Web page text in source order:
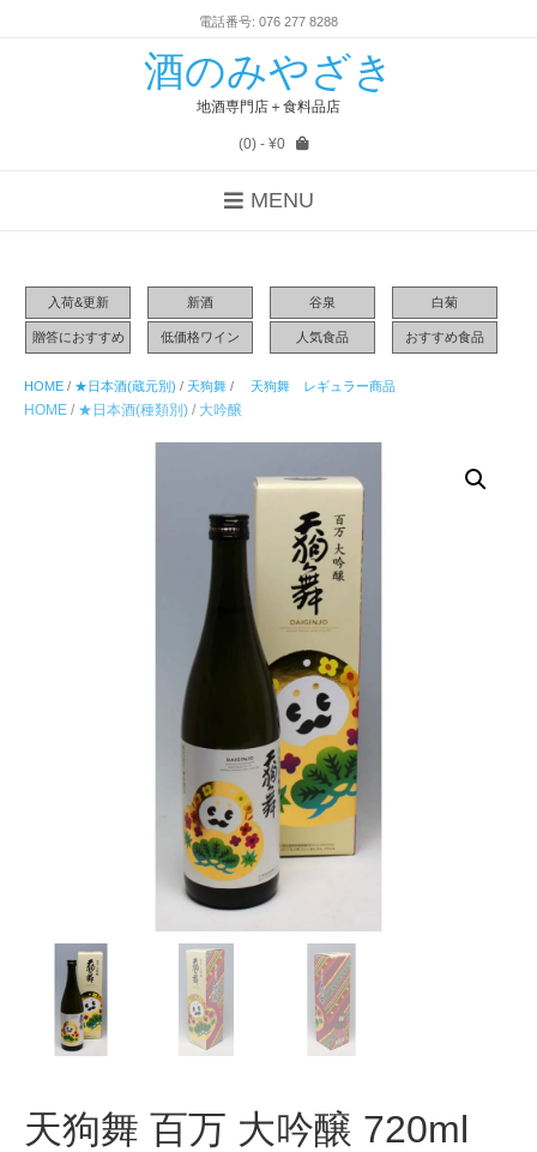
電話番号: 076 277 8288
酒のみやざき
地酒専門店＋食料品店
(0)- ¥0
MENU
入荷&更新 新酒 谷泉 白菊
贈答におすすめ 低価格ワイン 人気食品 おすすめ食品
HOME / ★日本酒(蔵元別) / 天狗舞 / 天狗舞 レギュラー商品
HOME / ★日本酒(種類別) / 大吟醸
天狗舞 百万 大吟醸 720ml